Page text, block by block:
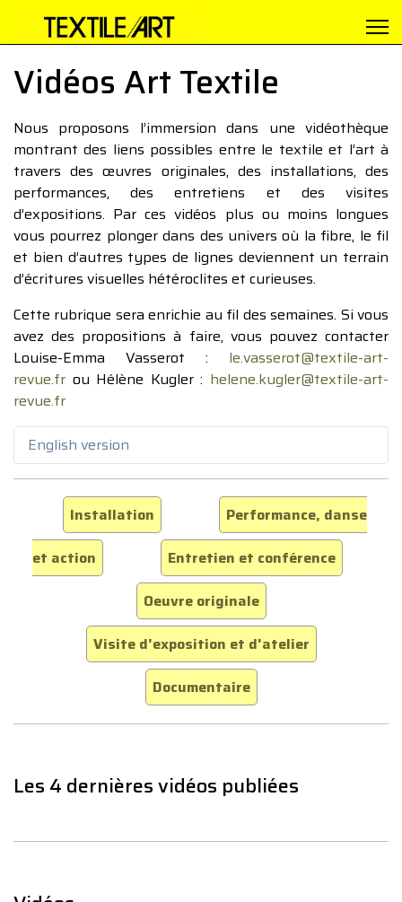
Vidéos Art Textile
Nous proposons l’immersion dans une vidéothèque
montrant des liens possibles entre le textile et l’art à
travers des œuvres originales, des installations, des
performances, des entretiens et des visites
d’expositions. Par ces vidéos plus ou moins longues
vous pourrez plonger dans des univers où la fibre, le fil
et bien d’autres types de lignes deviennent un terrain
d’écritures visuelles hétéroclites et curieuses.
Cette rubrique sera enrichie au fil des semaines. Si vous
avez des propositions à faire, vous pouvez contacter
Louise-Emma Vasserot : le.vasserot@textile-art-
revue.fr ou Hélène Kugler : helene.kugler@textile-art-
revue.fr
English version
Installation
Performance, danse
et action
Entretien et conférence
Oeuvre originale
Visite d'exposition et d'atelier
Documentaire
Les 4 dernières vidéos publiées